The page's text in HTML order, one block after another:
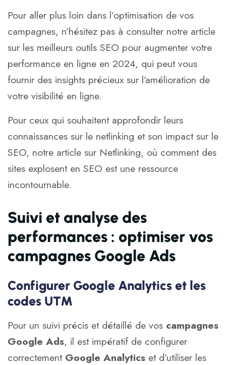
Pour aller plus loin dans l’optimisation de vos
campagnes, n’hésitez pas à consulter notre article
sur les meilleurs outils SEO pour augmenter votre
performance en ligne en 2024, qui peut vous
fournir des insights précieux sur l’amélioration de
votre visibilité en ligne.
Pour ceux qui souhaitent approfondir leurs
connaissances sur le netlinking et son impact sur le
SEO, notre article sur Netlinking, où comment des
sites explosent en SEO est une ressource
incontournable.
Suivi et analyse des
performances : optimiser vos
campagnes Google Ads
Configurer Google Analytics et les
codes UTM
Pour un suivi précis et détaillé de vos campagnes
Google Ads, il est impératif de configurer
correctement Google Analytics et d’utiliser les